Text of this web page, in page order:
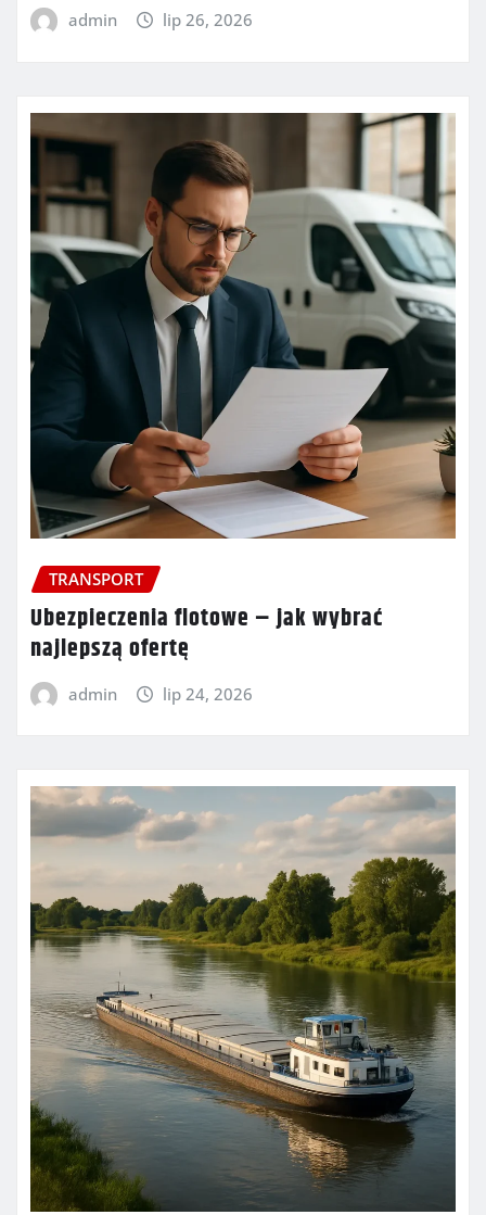
admin lip 26, 2026
TRANSPORT
Ubezpieczenia flotowe – jak wybrać
najlepszą ofertę
admin lip 24, 2026